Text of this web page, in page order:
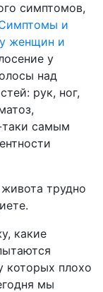
симптомов,
и
у женщин и
у
над
рук, ног,
таки самым
трудно
какие
которых плохо
мы